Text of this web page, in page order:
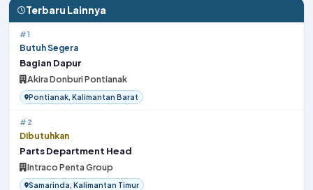
Terbaru Lainnya
#1
Butuh Segera
Bagian Dapur
Akira Donburi Pontianak
Pontianak, Kalimantan Barat
#2
Dibutuhkan
Parts Department Head
Intraco Penta Group
Samarinda, Kalimantan Timur